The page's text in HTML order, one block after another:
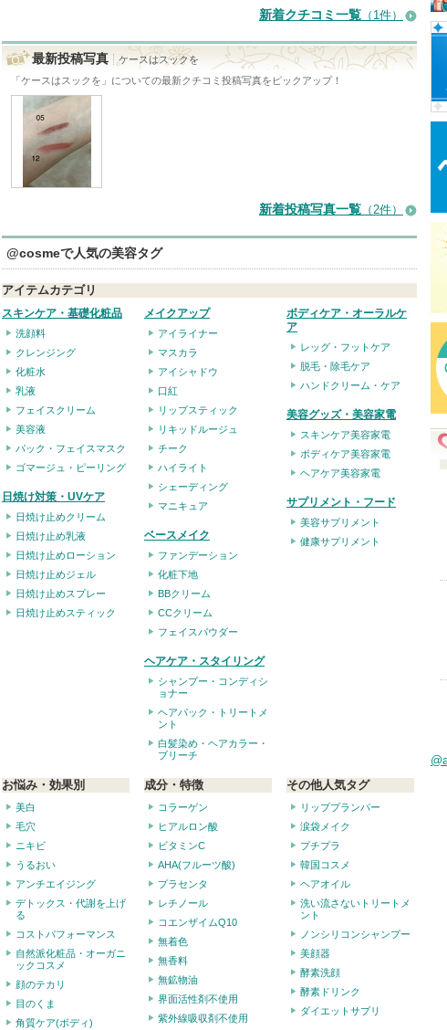
の
に
り
登
れ
て
ま
す
新着クチコミ一覧 （1件）
最新投稿写真
ケースはスックを
「ケースはスックを 」についての最新クチコミ投稿写真をピックアップ！
新着投稿写真一覧 （2件）
@cosmeで人気の美容タグ
アイテムカテゴリ
スキンケア・基礎化粧品
洗顔料
クレンジング
化粧水
乳液
フェイスクリーム
美容液
パック・フェイスマスク
ゴマージュ・ピーリング
日焼け対策・UVケア
日焼け止めクリーム
日焼け止め乳液
日焼け止めローション
日焼け止めジェル
日焼け止めスプレー
日焼け止めスティック
メイクアップ
アイライナー
マスカラ
アイシャドウ
口紅
リップスティック
リキッドルージュ
チーク
ハイライト
シェーディング
マニキュア
ベースメイク
ファンデーション
化粧下地
BBクリーム
CCクリーム
フェイスパウダー
ヘアケア・スタイリング
シャンプー・コンディシ
ョナー
ヘアパック・トリートメ
ント
白髪染め・ヘアカラー・
ブリーチ
ボディケア・オーラルケ
ア
レッグ・フットケア
脱毛・除毛ケア
ハンドクリーム・ケア
美容グッズ・美容家電
スキンケア美容家電
ボディケア美容家電
ヘアケア美容家電
サプリメント・フード
美容サプリメント
健康サプリメント
お悩み・効果別
美白
毛穴
ニキビ
うるおい
アンチエイジング
デトックス・代謝を上げ
る
コストパフォーマンス
自然派化粧品・オーガニ
ックコスメ
顔のテカリ
目のくま
角質ケア(ボディ)
成分・特徴
コラーゲン
ヒアルロン酸
ビタミンC
AHA(フルーツ酸)
プラセンタ
レチノール
コエンザイムQ10
無着色
無香料
無鉱物油
界面活性剤不使用
紫外線吸収剤不使用
その他人気タグ
リッププランパー
涙袋メイク
プチプラ
韓国コスメ
ヘアオイル
洗い流さないトリートメ
ント
ノンシリコンシャンプー
美顔器
酵素洗顔
酵素ドリンク
ダイエットサプリ